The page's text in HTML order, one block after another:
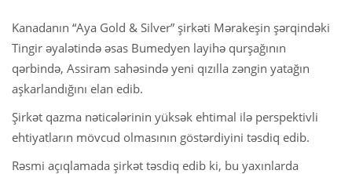
Kanadanın “Aya Gold & Silver” şirkəti Mərakeşin şərqindəki
Tingir əyalətində əsas Bumedyen layihə qurşağının
qərbində, Assiram sahəsində yeni qızılla zəngin yatağın
aşkarlandığını elan edib.
Şirkət qazma nəticələrinin yüksək ehtimal ilə perspektivli
ehtiyatların mövcud olmasının göstərdiyini təsdiq edib.
Rəsmi açıqlamada şirkət təsdiq edib ki, bu yaxınlarda